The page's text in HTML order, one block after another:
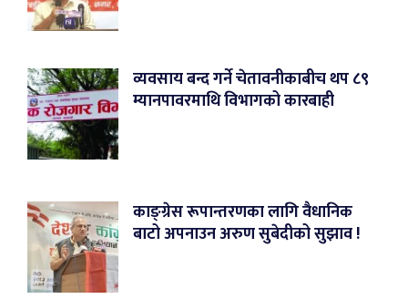
व्यवसाय बन्द गर्ने चेतावनीकाबीच थप ८९
म्यानपावरमाथि विभागको कारबाही
काङ्ग्रेस रूपान्तरणका लागि वैधानिक
बाटो अपनाउन अरुण सुबेदीको सुझाव !